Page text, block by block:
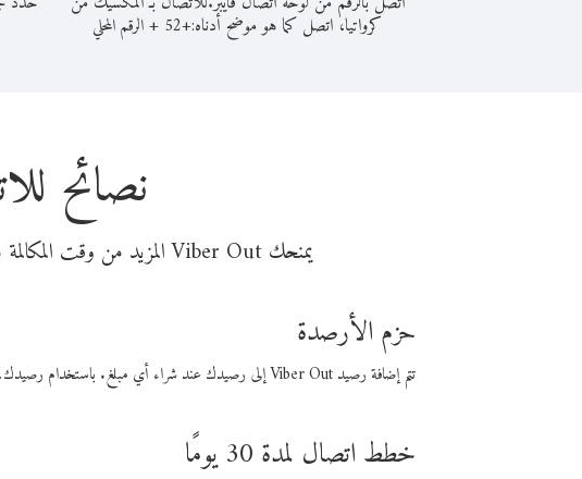
كرواتيا، اتصل كما هو موضح أدناه:+
52
+الرقم المحلي
نصائح
يمنحك Viber Out المزيد من وقت المكالمة مقابل تكلفة أقل من المال. اختر من أحد خيارات الاتصال المرنة ذات السعر المنخفض:
حزم الأرصدة
تتم إضافة رصيد Viber Out إلى رصيدك عند شراء أي مبلغ. باستخدام رصيدك، يمكنك إجراء مكالمات إلى أي رقم في العالم بأسعار فايبر المنخفضة.
خطط اتصال لمدة 30 يومًا